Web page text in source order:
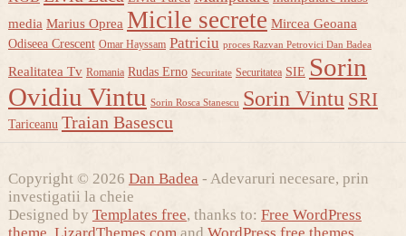
media Marius Oprea Micile secrete Mircea Geoana
Odiseea Crescent Omar Hayssam Patriciu proces Razvan Petrovici Dan Badea
Realitatea Tv Romania Rudas Erno Securitate Securitatea SIE Sorin
Ovidiu Vintu Sorin Rosca Stanescu Sorin Vintu SRI
Tariceanu Traian Basescu
Copyright © 2026 Dan Badea - Adevaruri necesare, prin
investigatii la cheie
Designed by Templates free, thanks to: Free WordPress